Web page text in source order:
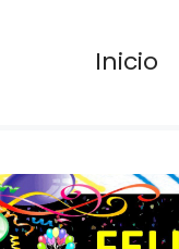
Inicio